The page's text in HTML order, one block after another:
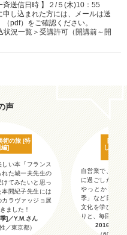
斉送信日時 】２/５(木)10：55
し込まれた方には、メールは送
pdf）をご確認ください。
況一覧＞受講許可（開講前～開
声
術の旅 [特
編]
い本『フランス
た城一夫先生の
てみたいと思っ
間紀子先生には
ラヴァッジョ展
ました！
]／Y.M.さん
／東京都）
日本の
し」と
を
自営業で、休業
に過ごしたいと
やっとかない
季」など日本古
文化を学びなが
りと、毎回とて
2016年度[